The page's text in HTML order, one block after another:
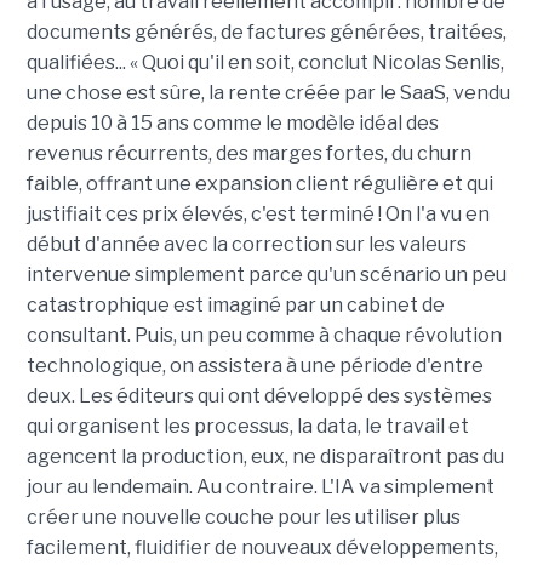
documents générés, de factures générées, traitées,
qualifiées... « Quoi qu'il en soit, conclut Nicolas Senlis,
une chose est sûre, la rente créée par le SaaS, vendu
depuis 10 à 15 ans comme le modèle idéal des
revenus récurrents, des marges fortes, du churn
faible, offrant une expansion client régulière et qui
justifiait ces prix élevés, c'est terminé ! On l'a vu en
début d'année avec la correction sur les valeurs
intervenue simplement parce qu'un scénario un peu
catastrophique est imaginé par un cabinet de
consultant. Puis, un peu comme à chaque révolution
technologique, on assistera à une période d'entre
deux. Les éditeurs qui ont développé des systèmes
qui organisent les processus, la data, le travail et
agencent la production, eux, ne disparaîtront pas du
jour au lendemain. Au contraire. L'IA va simplement
créer une nouvelle couche pour les utiliser plus
facilement, fluidifier de nouveaux développements,